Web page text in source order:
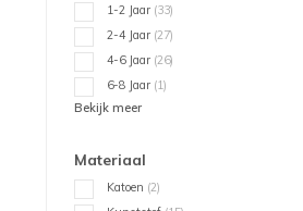
1-2 Jaar (33)
2-4 Jaar (27)
4-6 Jaar (26)
6-8 Jaar (1)
Bekijk meer
Materiaal
Katoen (2)